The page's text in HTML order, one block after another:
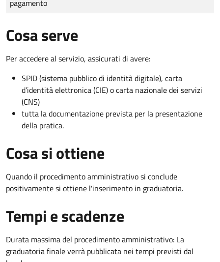
pagamento
Cosa serve
Per accedere al servizio, assicurati di avere:
SPID (sistema pubblico di identità digitale), carta
d’identità elettronica (CIE) o carta nazionale dei servizi
(CNS)
tutta la documentazione prevista per la presentazione
della pratica.
Cosa si ottiene
Quando il procedimento amministrativo si conclude
positivamente si ottiene l'inserimento in graduatoria.
Tempi e scadenze
Durata massima del procedimento amministrativo: La
graduatoria finale verrà pubblicata nei tempi previsti dal